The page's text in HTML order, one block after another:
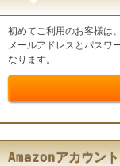
初めてご利用のお客様は
メールアドレスとパスワ
なります。
Amazonアカウン